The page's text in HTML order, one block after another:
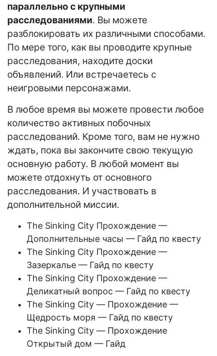
параллельно с крупными
расследованиями. Вы можете
разблокировать их различными способами.
По мере того, как вы проводите крупные
расследования, находите доски
объявлений. Или встречаетесь с
неигровыми персонажами.
В любое время вы можете провести любое
количество активных побочных
расследований. Кроме того, вам не нужно
ждать, пока вы закончите свою текущую
основную работу. В любой момент вы
можете отдохнуть от основного
расследования. И участвовать в
дополнительной миссии.
The Sinking City Прохождение —
Дополнительные часы — Гайд по квесту
The Sinking City Прохождение —
Зазеркалье — Гайд по квесту
The Sinking City Прохождение —
Деликатный вопрос — Гайд по квесту
The Sinking City — Прохождение —
Щедрость моря — Гайд по квесту
The Sinking City — Прохождение
Открытый дом — Гайд